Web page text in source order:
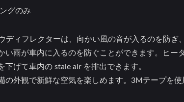
グのみ
ディフレクターは、向かい風の音が入るのを防ぎ
い雨が車内に入るのを防ぐことができます。ヒ
下げて車内の stale air を排出できます。
の外観で新鮮な空気を楽しめます。3Mテープを